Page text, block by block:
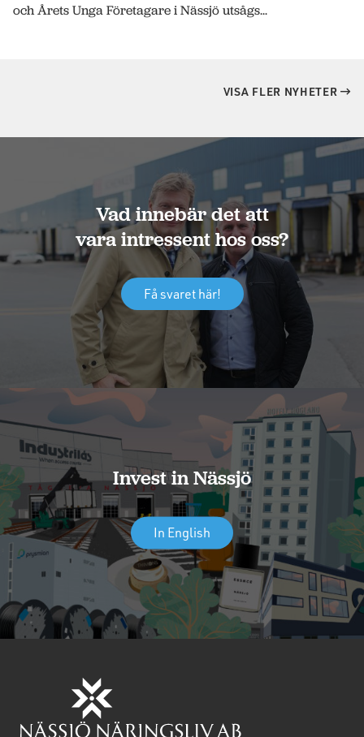
och Årets Unga Företagare i Nässjö utsågs...
VISA FLER NYHETER
Vad innebär det att
vara intressent hos oss?
Få svaret här!
Invest in Nässjö
In English